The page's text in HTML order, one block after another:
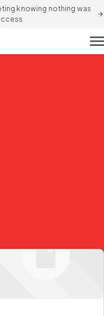
knowing nothing was
arrow_forward